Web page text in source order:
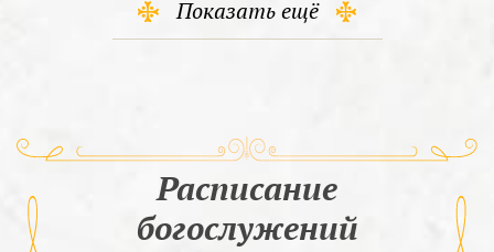
Показать ещё
Расписание
богослужений